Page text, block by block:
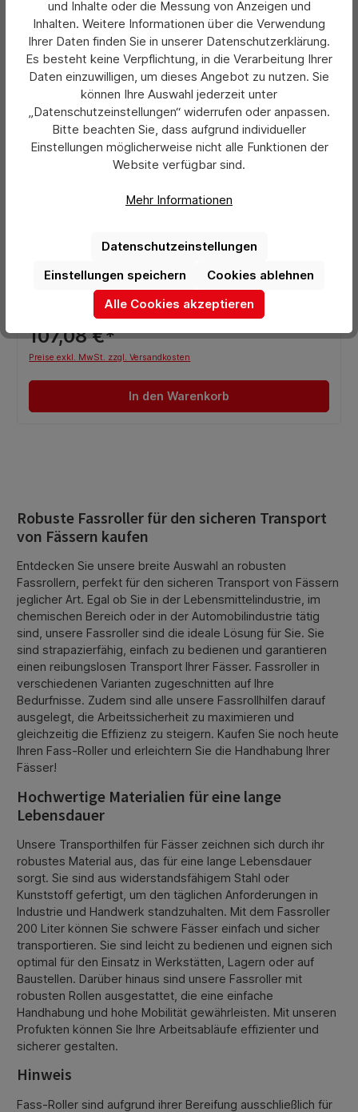
Durchschnittliche Bewertung von 0 von 5 Sternen
Fetra Fassroller Durchmesser 610 mm
Preis pro Stück:
107,08 €*
Preise exkl. MwSt. zzgl. Versandkosten
In den Warenkorb
Robuste Fassroller für den sicheren Transport
von Fässern kaufen
Entdecken Sie unsere breite Auswahl an robusten
Fassrollern, perfekt für den sicheren Transport von Fässern
jeglicher Art. Egal ob Sie in der Lebensmittelindustrie, im
chemischen Bereich oder in der Automobilindustrie tätig
sind, unsere Fassroller sind die ideale Lösung für Sie. Sie
sind strapazierfähig, einfach zu bedienen und garantieren
einen reibungslosen Transport Ihrer Fässer. Fassroller in
verschiedenen Varianten zugeschnitten auf Ihre
Bedurfnisse. Zudem sind alle unsere Fassrollhilfen darauf
ausgelegt, die Arbeitssicherheit zu maximieren und
gleichzeitig die Effizienz zu steigern. Kaufen Sie noch heute
Ihren Fass-Roller und erleichtern Sie die Handhabung Ihrer
Fässer!
Hochwertige Materialien für eine lange
Lebensdauer
Unsere Transporthilfen für Fässer zeichnen sich durch ihr
robustes Material aus, das für eine lange Lebensdauer
sorgt. Sie sind aus widerstandsfähigem Stahl oder
Kunststoff gefertigt, um den täglichen Anforderungen in
Industrie und Handwerk standzuhalten. Mit dem Fassroller
200 Liter können Sie schwere Fässer einfach und sicher
transportieren. Sie sind leicht zu bedienen und eignen sich
optimal für den Einsatz in Werkstätten, Lagern oder auf
Baustellen. Darüber hinaus sind unsere Fassroller mit
robusten Rollen ausgestattet, die eine einfache
Handhabung und hohe Mobilität gewährleisten. Mit unseren
Profukten können Sie Ihre Arbeitsabläufe effizienter und
sicherer gestalten.
Hinweis
Fass-Roller sind aufgrund ihrer Bereifung ausschließlich für
und Inhalte oder die Messung von Anzeigen und
Inhalten. Weitere Informationen über die Verwendung
Ihrer Daten finden Sie in unserer Datenschutzerklärung.
Es besteht keine Verpflichtung, in die Verarbeitung Ihrer
Daten einzuwilligen, um dieses Angebot zu nutzen. Sie
können Ihre Auswahl jederzeit unter
„Datenschutzeinstellungen“ widerrufen oder anpassen.
Bitte beachten Sie, dass aufgrund individueller
Einstellungen möglicherweise nicht alle Funktionen der
Website verfügbar sind.
Mehr Informationen
Datenschutzeinstellungen
Cookies ablehnen
Einstellungen speichern
Alle Cookies akzeptieren